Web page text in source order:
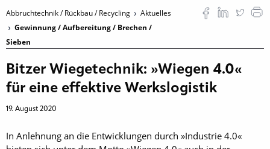
Abbruchtechnik / Rückbau / Recycling
Aktuelles
Gewinnung / Aufbereitung / Brechen /
Sieben
Bitzer Wiegetechnik: »Wiegen 4.0«
für eine effektive Werkslogistik
19. August 2020
In Anlehnung an die Entwicklungen durch »Industrie 4.0«